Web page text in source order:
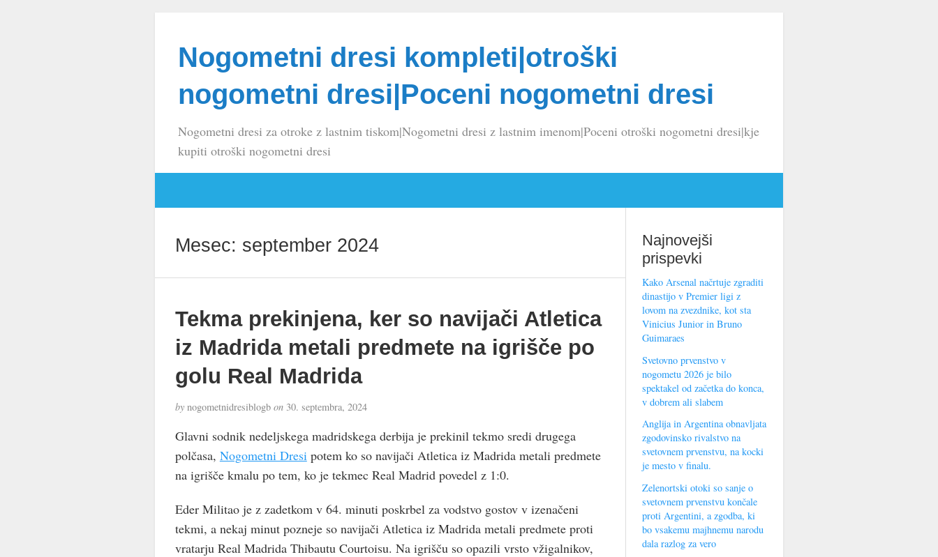
Nogometni dresi kompleti|otroški
nogometni dresi|Poceni nogometni dresi
Nogometni dresi za otroke z lastnim tiskom|Nogometni dresi z lastnim imenom|Poceni otroški nogometni dresi|kje
kupiti otroški nogometni dresi
Mesec: september 2024
Tekma prekinjena, ker so navijači Atletica
iz Madrida metali predmete na igrišče po
golu Real Madrida
bynogometnidresiblogb on30. septembra, 2024
Glavni sodnik nedeljskega madridskega derbija je prekinil tekmo sredi drugega
polčasa, Nogometni Dresipotem ko so navijači Atletica iz Madrida metali predmete
na igrišče kmalu po tem, ko je tekmec Real Madrid povedel z 1:0.
Eder Militao je z zadetkom v 64. minuti poskrbel za vodstvo gostov v izenačeni
tekmi, a nekaj minut pozneje so navijači Atletica iz Madrida metali predmete proti
vratarju Real Madrida Thibautu Courtoisu. Na igrišču so opazili vrsto vžigalnikov,
Najnovejši
prispevki
Kako Arsenal načrtuje zgraditi
dinastijo v Premier ligi z
lovom na zvezdnike, kot sta
Vinicius Junior in Bruno
Guimaraes
Svetovno prvenstvo v
nogometu 2026 je bilo
spektakel od začetka do konca,
v dobrem ali slabem
Anglija in Argentina obnavljata
zgodovinsko rivalstvo na
svetovnem prvenstvu, na kocki
je mesto v finalu.
Zelenortski otoki so sanje o
svetovnem prvenstvu končale
proti Argentini, a zgodba, ki
bo vsakemu majhnemu narodu
dala razlog za vero